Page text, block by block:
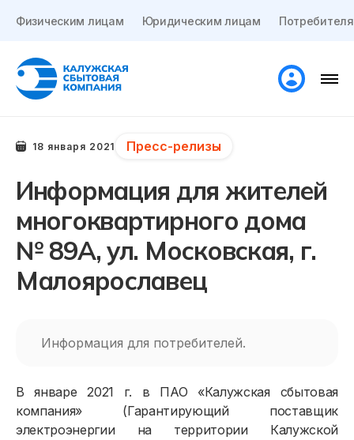
Физическим лицам Юридическим лицам
18 января 2021 Пресс-релизы
Информация для жителей
многоквартирного дома
№ 89А, ул. Московская, г.
Малоярославец
Информация для потребителей.
В январе 2021 г. в ПАО «Калужская сбытовая
компания» (Гарантирующий поставщик
электроэнергии на территории Калужской